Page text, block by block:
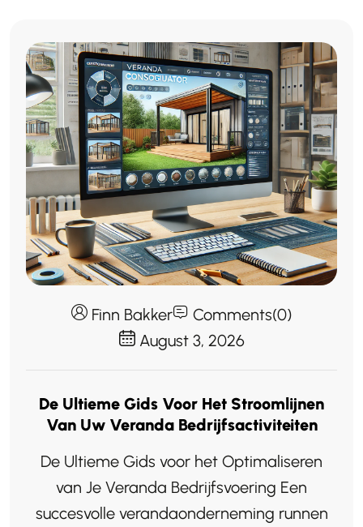
Finn Bakker
Comments(0)
August 3, 2026
De Ultieme Gids Voor Het Stroomlijnen
Van Uw Veranda Bedrijfsactiviteiten
De Ultieme Gids voor het Optimaliseren
van Je Veranda Bedrijfsvoering Een
succesvolle verandaonderneming runnen